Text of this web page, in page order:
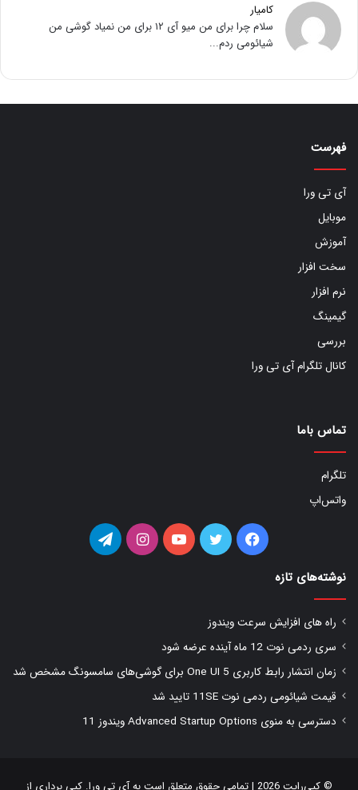
کامیار
سلام چرا برای من میو آی ۱۲ برای من نمیاد گوشی من
شیائومی ردم...
فهرست
آی تی ورا
موبایل
آموزش
سخت افزار
نرم افزار
گیمینگ
بررسی
کانال تلگرام آی تی ورا
تماس باما
تلگرام
واتس‌اپ
فیس توییتر یوتیوب اینستاگرامتلگرام
نوشته‌های تازه
راه های افزایش سرعت ویندوز
سری ردمی نوت 12 ماه آینده عرضه شود
زمان انتشار رابط کاربری One UI 5 برای گوشی‌های سامسونگ مشخص شد
قیمت شیائومی ردمی نوت 11SE تایید شد
دسترسی به منوی Advanced Startup Options ویندوز 11
© کپی‌رایت 2026 | تمامی حقوق متعلق است به آی تی ورا. کپی برداری از